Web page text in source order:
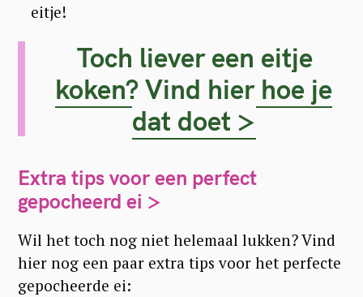
eitje!
Toch liever een eitje
koken? Vind hier hoe je
dat doet >
Extra tips voor een perfect
gepocheerd ei >
Wil het toch nog niet helemaal lukken? Vind
hier nog een paar extra tips voor het perfecte
gepocheerde ei: